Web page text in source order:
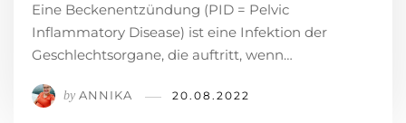
Eine Beckenentzündung (PID = Pelvic
Inflammatory Disease) ist eine Infektion der
Geschlechtsorgane, die auftritt, wenn…
by ANNIKA 20.08.2022